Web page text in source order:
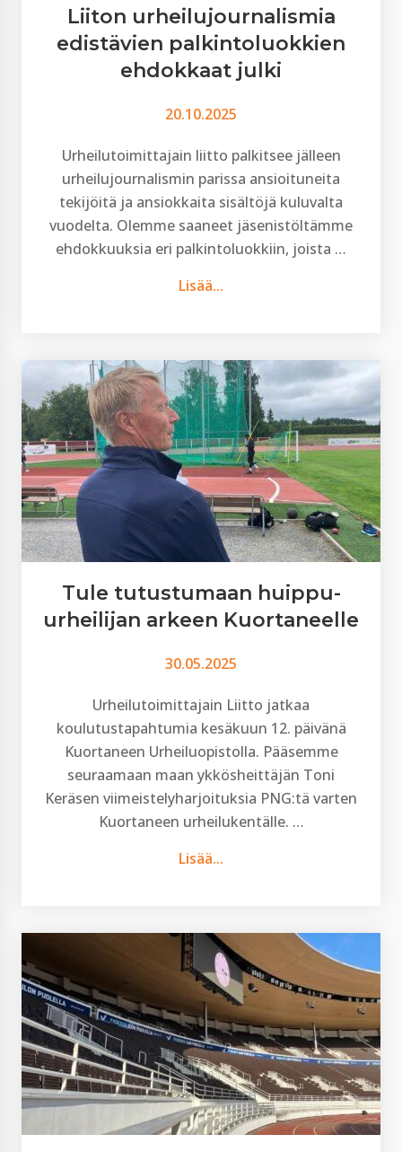
Liiton urheilujournalismia
edistävien palkintoluokkien
ehdokkaat julki
20.10.2025
Urheilutoimittajain liitto palkitsee jälleen
urheilujournalismin parissa ansioituneita
tekijöitä ja ansiokkaita sisältöjä kuluvalta
vuodelta. Olemme saaneet jäsenistöltämme
ehdokkuuksia eri palkintoluokkiin, joista …
Lisää...
Tule tutustumaan huippu-
urheilijan arkeen Kuortaneelle
30.05.2025
Urheilutoimittajain Liitto jatkaa
koulutustapahtumia kesäkuun 12. päivänä
Kuortaneen Urheiluopistolla. Pääsemme
seuraamaan maan ykkösheittäjän Toni
Keräsen viimeistelyharjoituksia PNG:tä varten
Kuortaneen urheilukentälle. …
Lisää...